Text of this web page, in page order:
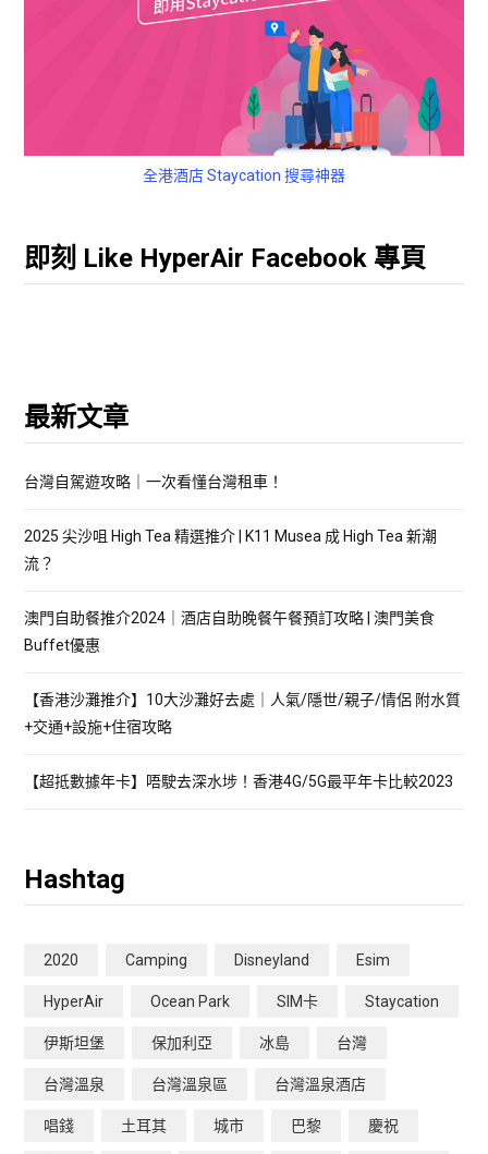
全港酒店 Staycation 搜尋神器
即刻 Like HyperAir Facebook 專頁
最新文章
台灣自駕遊攻略｜一次看懂台灣租車！
2025 尖沙咀 High Tea 精選推介 | K11 Musea 成 High Tea 新潮
流？
澳門自助餐推介2024｜酒店自助晚餐午餐預訂攻略 | 澳門美食
Buffet優惠
【香港沙灘推介】10大沙灘好去處｜人氣/隱世/親子/情侶 附水質
+交通+設施+住宿攻略
【超抵數據年卡】唔駛去深水埗！香港4G/5G最平年卡比較2023
Hashtag
2020 Camping Disneyland Esim
HyperAir Ocean Park SIM卡 Staycation
伊斯坦堡 保加利亞 冰島 台灣
台灣溫泉 台灣溫泉區 台灣溫泉酒店
唱錢 土耳其 城市 巴黎 慶祝